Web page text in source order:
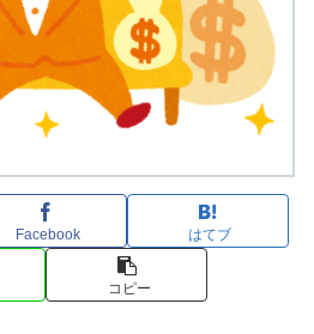
Facebook はてブ
コピー